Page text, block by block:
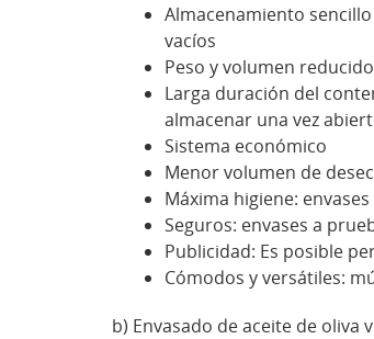
Almacenamiento
vacíos
Peso y volumen
Larga duración del
almacenar una vez
Sistema económico
Menor volumen de
Máxima higiene:
Seguros: envases a
Publicidad: Es posible
Cómodos y versátiles:
b) Envasado de aceite de